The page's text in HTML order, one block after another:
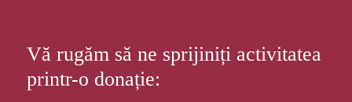
Vă rugăm să ne sprijiniți activitatea
printr-o donație: